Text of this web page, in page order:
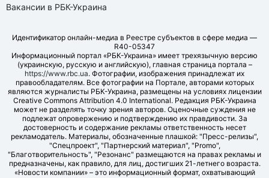
Вакансии в РБК-Украина
Идентификатор онлайн-медиа в Реестре субъектов в сфере медиа —
R40-05347
Информационный портал «РБК-Украина» имеет трехязычную версию
(украинскую, русскую и английскую), главная страница портала –
https://www.rbc.ua. Фотографии, изображения принадлежат их
правообладателям. Все фотографии на Портале, авторами которых
являются журналисты РБК-Украина, размещены на условиях лицензии
Creative Commons Attribution 4.0 International. Редакция РБК-Украина
может не разделять точку зрения авторов. Оценочные суждения не
подлежат опровержению и подтверждению их правдивости. За
достоверность и содержание рекламы ответственность несет
рекламодатель. Материалы, обозначенные плашкой: "Пресс-релизы",
"Спецпроект", "Партнерский материал", "Promo",
"Благотворительность", "Резонанс" размещаются на правах рекламы и
предназначены, как правило, для лиц, достигших 21-летнего возраста.
«Новости компании» – это информационный формат, охватывающий